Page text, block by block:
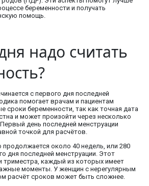
беременности и получать
помощь.
надо считать
с первого дня последней
помогает врачам и пациентам
сроки беременности, так как точная дата
и может произойти через несколько
день последней менструации
точкой для расчётов.
около 40 недель, или 280
дня последней менструации. Этот
триместра, каждый из которых имеет
моменты. У женщин с нерегулярным
расчёт сроков может быть сложнее.